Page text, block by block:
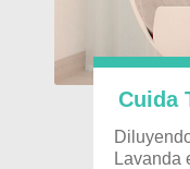
Cuida
Lavanda